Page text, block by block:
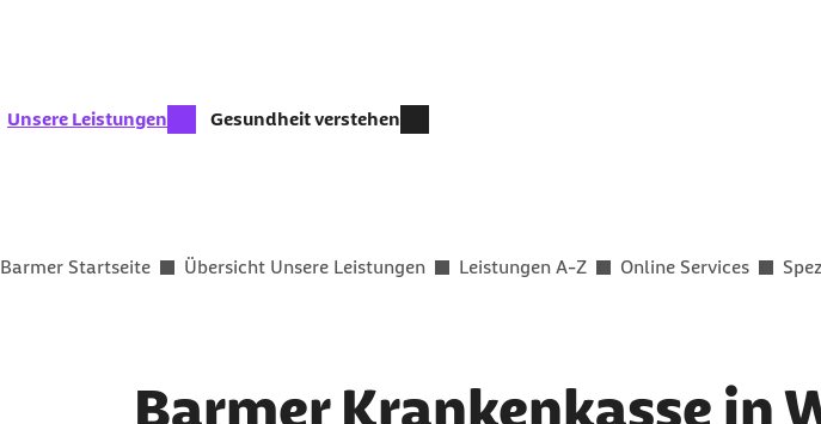
zur Zeit aktiv:
Unsere Leistungen Gesundheit verstehen
Sie befinden sich hier:
Barmer Startseite Übersicht Unsere Leistungen Leistungen A-Z Online Services
Barmer Krankenkasse in